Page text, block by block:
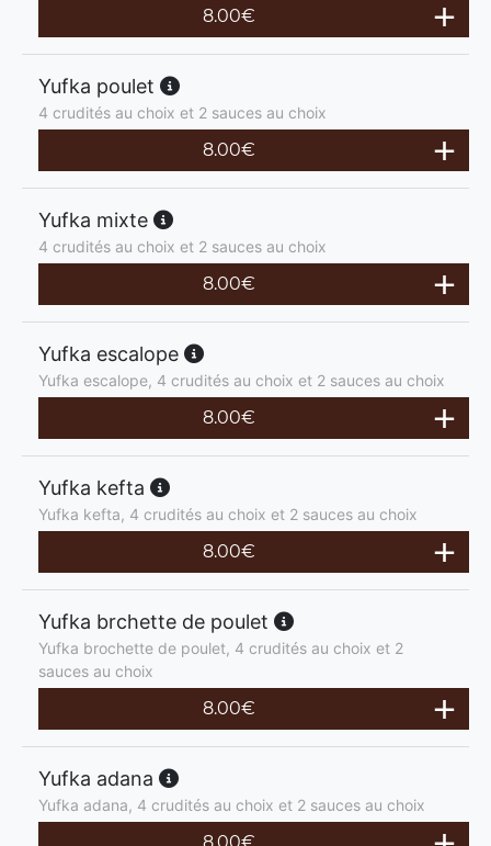
8.00€
Yufka poulet
4 crudités au choix et 2 sauces au choix
8.00€
Yufka mixte
4 crudités au choix et 2 sauces au choix
8.00€
Yufka escalope
Yufka escalope, 4 crudités au choix et 2 sauces au choix
8.00€
Yufka kefta
Yufka kefta, 4 crudités au choix et 2 sauces au choix
8.00€
Yufka brchette de poulet
Yufka brochette de poulet, 4 crudités au choix et 2
sauces au choix
8.00€
Yufka adana
Yufka adana, 4 crudités au choix et 2 sauces au choix